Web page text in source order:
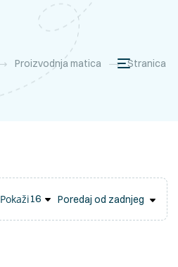
Proizvodnja matica
Stranica
Pokaži